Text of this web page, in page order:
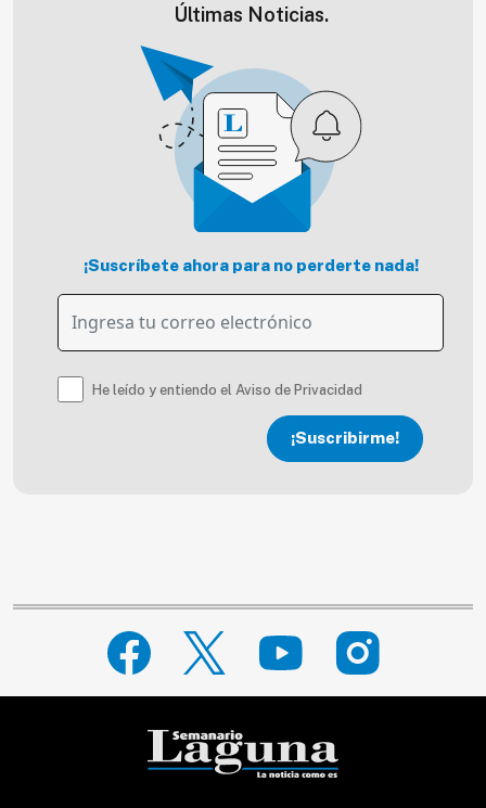
Últimas Noticias.
¡Suscríbete ahora para no perderte nada!
He leído y entiendo el Aviso de Privacidad
¡Suscribirme!